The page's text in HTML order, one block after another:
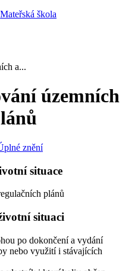
Mateřská škola
a...
územních
znění
situace
plánů
situaci
po dokončení a vydání
nebo využití i stávajících